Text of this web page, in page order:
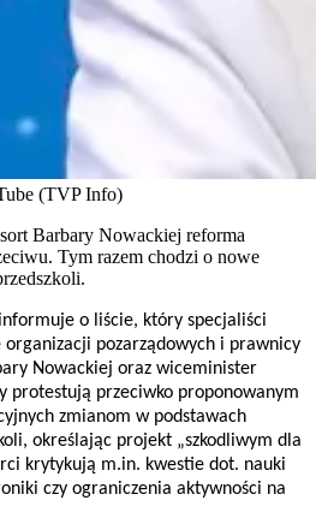
(TVP Info)
Barbary Nowackiej reforma
Tym razem chodzi o nowe
o liście, który specjaliści
pozarządowych i prawnicy
Nowackiej oraz wiceminister
protestują przeciwko proponowanym
zmianom w podstawach
określając projekt „szkodliwym dla
krytykują m.in. kwestie dot. nauki
czy ograniczenia aktywności na